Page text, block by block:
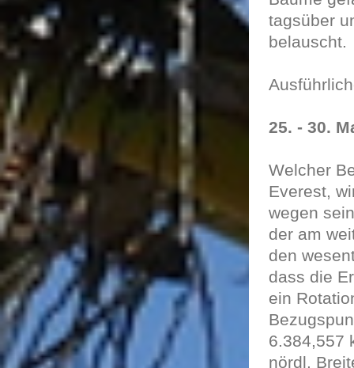
tagsüber
belauscht.
25. - 30.
Welcher
Everest,
wegen
der am
den
dass die
ein
6.384,557
nördl.